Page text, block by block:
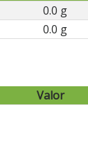
0.0 g
0.0 g
Valor